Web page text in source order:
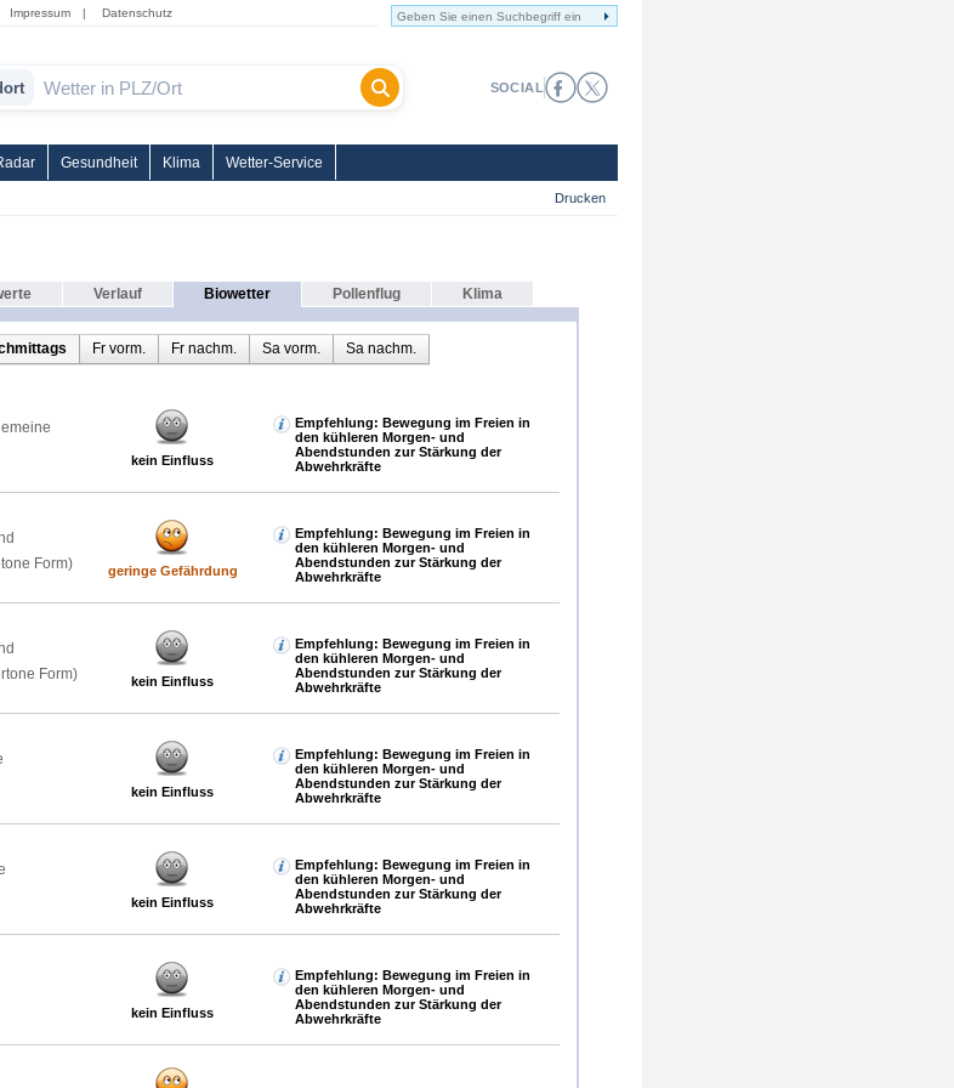
Impressum | Datenschutz
SOCIAL
Gesundheit Klima Wetter-Service
Drucken
Verlauf Biowetter Pollenflug Klima
Fr vorm. Fr nachm. Sa vorm. Sa nachm.
kein Einfluss
Empfehlung: Bewegung im Freien in
den kühleren Morgen- und
Abendstunden zur Stärkung der
Abwehrkräfte
Form)
geringe Gefährdung
Empfehlung: Bewegung im Freien in
den kühleren Morgen- und
Abendstunden zur Stärkung der
Abwehrkräfte
Form)
kein Einfluss
Empfehlung: Bewegung im Freien in
den kühleren Morgen- und
Abendstunden zur Stärkung der
Abwehrkräfte
kein Einfluss
Empfehlung: Bewegung im Freien in
den kühleren Morgen- und
Abendstunden zur Stärkung der
Abwehrkräfte
kein Einfluss
Empfehlung: Bewegung im Freien in
den kühleren Morgen- und
Abendstunden zur Stärkung der
Abwehrkräfte
kein Einfluss
Empfehlung: Bewegung im Freien in
den kühleren Morgen- und
Abendstunden zur Stärkung der
Abwehrkräfte